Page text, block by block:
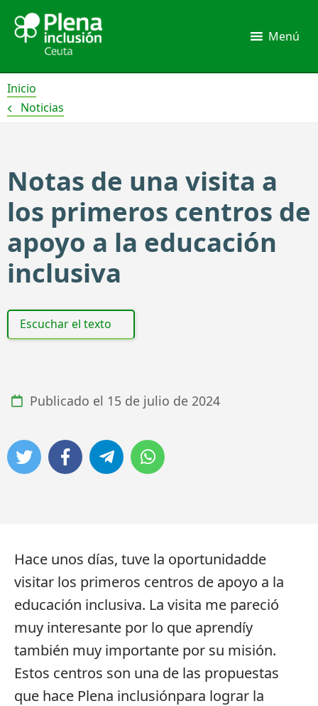
contenido
Menú
Inicio
Noticias
Notas de una visita a
los primeros centros de
apoyo a la educación
inclusiva
Escuchar el texto
Publicado el 15 de julio de 2024
Hace unos días, tuve la oportunidadde
visitar los primeros centros de apoyo a la
educación inclusiva. La visita me pareció
muy interesante por lo que aprendíy
también muy importante por su misión.
Estos centros son una de las propuestas
que hace Plena inclusiónpara lograr la